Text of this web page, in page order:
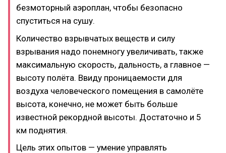
безмоторный аэроплан, чтобы безопасно
спуститься на сушу.
Количество взрывчатых веществ и силу
взрывания надо понемногу увеличивать, также
максимальную скорость, дальность, а главное —
высоту полёта. Ввиду проницаемости для
воздуха человеческого помещения в самолёте
высота, конечно, не может быть больше
известной рекордной высоты. Достаточно и 5
км поднятия.
Цель этих опытов — умение управлять